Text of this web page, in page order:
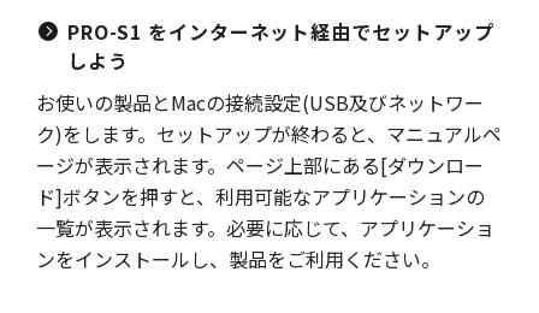
PRO-S1 をインターネット経由でセットアップ
しよう
お使いの製品とMacの接続設定(USB及びネットワー
ク)をします。セットアップが終わると、マニュアルペ
ージが表示されます。ページ上部にある[ダウンロー
ド]ボタンを押すと、利用可能なアプリケーションの
一覧が表示されます。必要に応じて、アプリケーショ
ンをインストールし、製品をご利用ください。